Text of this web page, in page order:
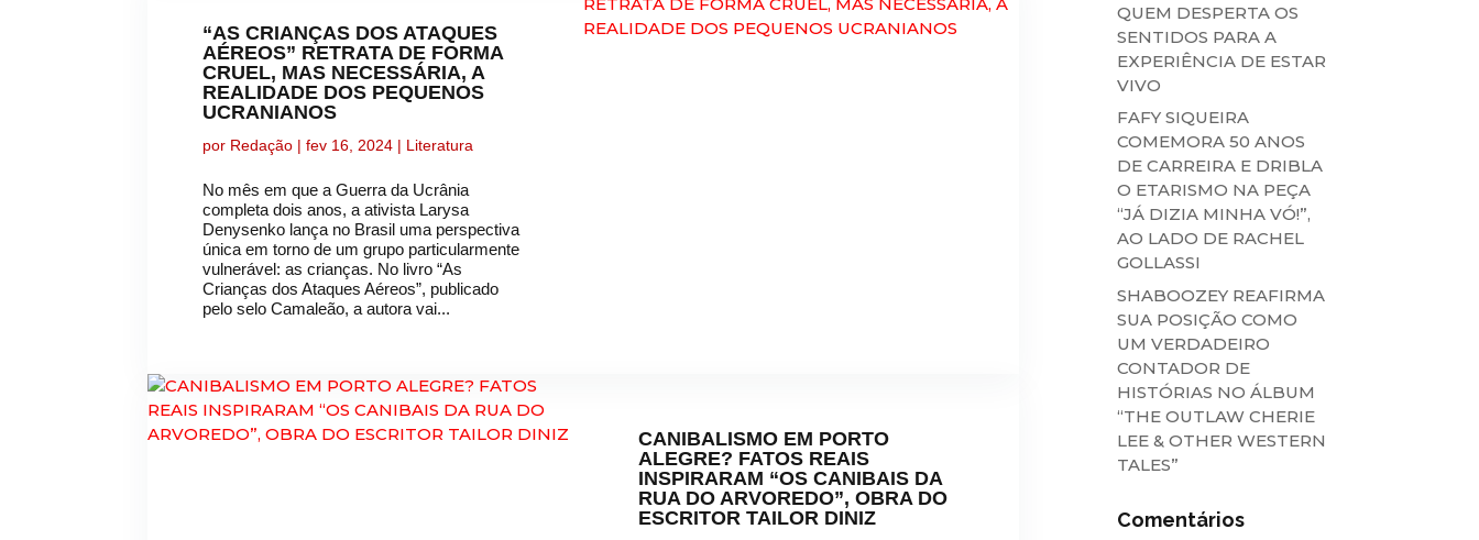
“AS CRIANÇAS DOS ATAQUES
AÉREOS” RETRATA DE FORMA
CRUEL, MAS NECESSÁRIA, A
REALIDADE DOS PEQUENOS
UCRANIANOS
por Redação |fev 16, 2024 | Literatura
No mês em que a Guerra da Ucrânia
completa dois anos, a ativista Larysa
Denysenko lança no Brasil uma perspectiva
única em torno de um grupo particularmente
vulnerável: as crianças. No livro “As
Crianças dos Ataques Aéreos”, publicado
pelo selo Camaleão, a autora vai...
CANIBALISMO EM PORTO
ALEGRE? FATOS REAIS
INSPIRARAM “OS CANIBAIS DA
RUA DO ARVOREDO”, OBRA DO
ESCRITOR TAILOR DINIZ
QUEM DESPERTA OS
SENTIDOS PARA A
EXPERIÊNCIA DE ESTAR
VIVO
FAFY SIQUEIRA
COMEMORA 50 ANOS
DE CARREIRA E DRIBLA
O ETARISMO NA PEÇA
“JÁ DIZIA MINHA VÓ!”,
AO LADO DE RACHEL
GOLLASSI
SHABOOZEY REAFIRMA
SUA POSIÇÃO COMO
UM VERDADEIRO
CONTADOR DE
HISTÓRIAS NO ÁLBUM
“THE OUTLAW CHERIE
LEE & OTHER WESTERN
TALES”
Comentários